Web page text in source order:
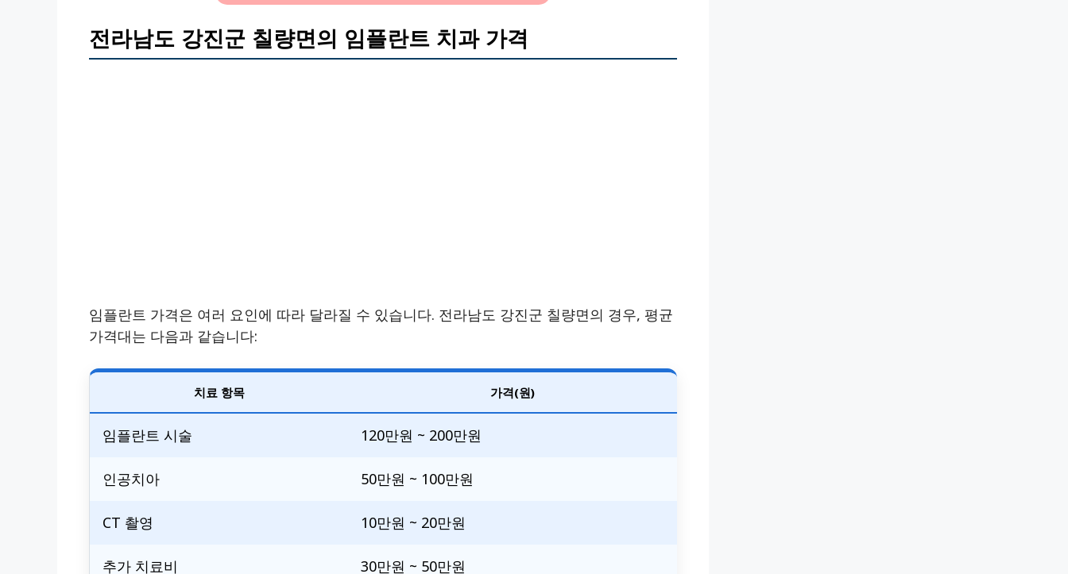
전라남도 강진군 칠량면의 임플란트 치과 가격
임플란트 가격은 여러 요인에 따라 달라질 수 있습니다. 전라남도 강진군 칠량면의 경우, 평균
가격대는 다음과 같습니다:
치료 항목 가격(원)
임플란트 시술 120만원 ~ 200만원
인공치아 50만원 ~ 100만원
CT 촬영 10만원 ~ 20만원
추가 치료비 30만원 ~ 50만원